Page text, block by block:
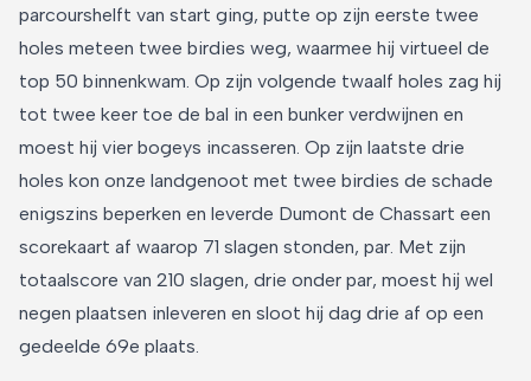
parcourshelft van start ging, putte op zijn eerste twee
holes meteen twee birdies weg, waarmee hij virtueel de
top 50 binnenkwam. Op zijn volgende twaalf holes zag hij
tot twee keer toe de bal in een bunker verdwijnen en
moest hij vier bogeys incasseren. Op zijn laatste drie
holes kon onze landgenoot met twee birdies de schade
enigszins beperken en leverde Dumont de Chassart een
scorekaart af waarop 71 slagen stonden, par. Met zijn
totaalscore van 210 slagen, drie onder par, moest hij wel
negen plaatsen inleveren en sloot hij dag drie af op een
gedeelde 69e plaats.